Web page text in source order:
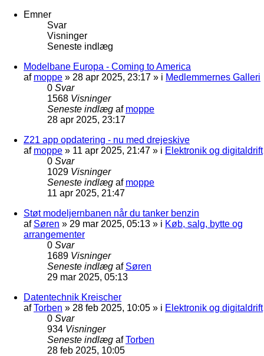
Emner
Svar
Visninger
Seneste indlæg
Modelbane Europa - Coming to America
af moppe » 28 apr 2025, 23:17 » i Medlemmernes Galleri
0 Svar
1568 Visninger
Seneste indlæg af moppe
28 apr 2025, 23:17
Z21 app opdatering - nu med drejeskive
af moppe » 11 apr 2025, 21:47 » i Elektronik og digitaldrift
0 Svar
1029 Visninger
Seneste indlæg af moppe
11 apr 2025, 21:47
Støt modeljernbanen når du tanker benzin
af Søren » 29 mar 2025, 05:13 » i Køb, salg, bytte og
arrangementer
0 Svar
1689 Visninger
Seneste indlæg af Søren
29 mar 2025, 05:13
Datentechnik Kreischer
afTorben » 28 feb 2025, 10:05 » i Elektronik og digitaldrift
0 Svar
934 Visninger
Seneste indlæg afTorben
28 feb 2025, 10:05